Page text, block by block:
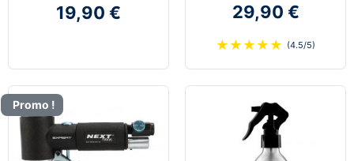
19,90 € 29,90 €
★ ★ ★ ★ ★ (4.5/5)
Promo !